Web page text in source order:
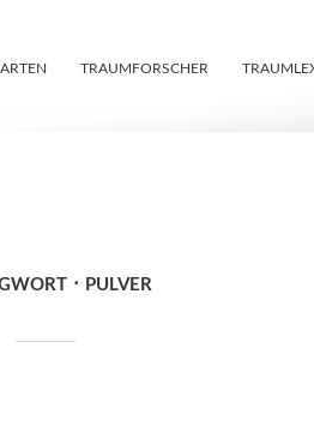
TRAUMFORSCHER
PULVER